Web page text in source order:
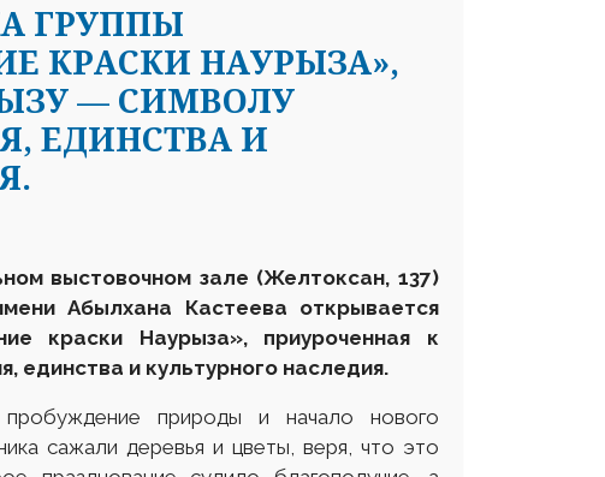
ГРУППЫ
КРАСКИ НАУРЫЗА»,
— СИМВОЛУ
ЕДИНСТВА И
выстовочном зале (Желтоксан, 137)
Абылхана Кастеева открывается
краски Наурыза», приуроченная к
единства и культурного наследия.
природы и начало нового
сажали деревья и цветы, веря, что это